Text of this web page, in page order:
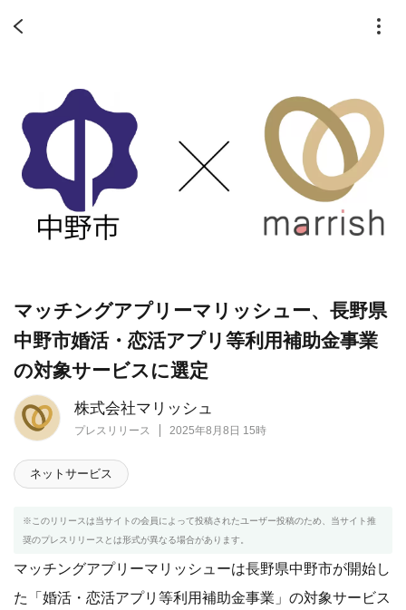
株式会社マリッシュ
プレスリリース 2025年8月8日 15時
マッチングアプリーマリッシュー、長野県
中野市婚活・恋活アプリ等利用補助金事業
の対象サービスに選定
ネットサービス
※このリリースは当サイトの会員によって投稿されたユーザー投稿のため、当サイト推
奨のプレスリリースとは形式が異なる場合があります。
マッチングアプリーマリッシューは長野県中野市が開始し
た「婚活・恋活アプリ等利用補助金事業」の対象サービス